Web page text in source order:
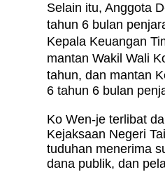
Selain itu, Anggota
tahun 6 bulan
Kepala Keuangan
mantan Wakil Wali
tahun, dan mantan
6 tahun 6 bulan
Ko Wen-je terlibat
Kejaksaan Negeri
tuduhan menerima
dana publik, dan